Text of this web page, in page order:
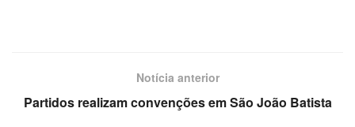
Notícia anterior
Partidos realizam convenções em São João Batista